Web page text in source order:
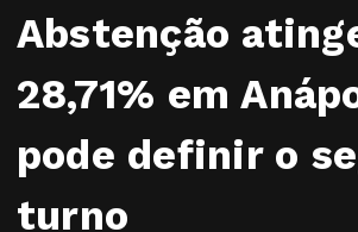
Abstenção
28,71% em
pode definir o
turno